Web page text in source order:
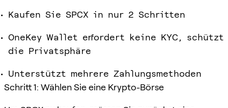
Kaufen Sie SPCX in nur 2 Schritten
OneKey Wallet erfordert keine KYC, schützt
die Privatsphäre
Unterstützt mehrere Zahlungsmethoden
Schritt 1: Wählen Sie eine Krypto-Börse